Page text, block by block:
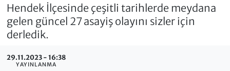
Hendek İlçesinde çeşitli tarihlerde meydana
gelen güncel 27 asayiş olayını sizler için
derledik.
29.11.2023 - 16:38
YAYINLANMA
Vefat Edenler
Hendek Haber Reklam Servisi
Künye
İletişim
Son Dakika Haberleri
Haber Arşivi